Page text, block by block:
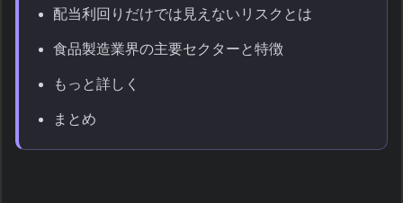
配当利回りだけでは見えないリスクとは
食品製造業界の主要セクターと特徴
もっと詳しく
まとめ